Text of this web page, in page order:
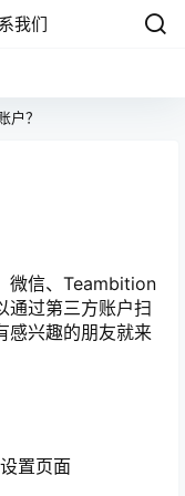
我们
户？
信、Teambition
通过第三方账户扫
感兴趣的朋友就来
置页面